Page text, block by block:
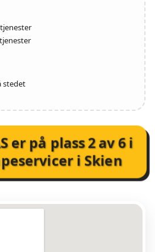
stedet
er på plass2av 6 i
i Skien